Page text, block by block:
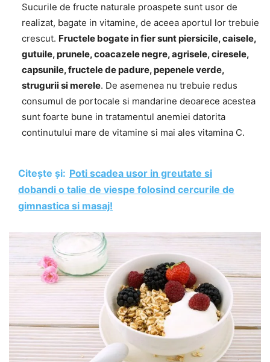
Sucurile de fructe naturale proaspete sunt usor de
realizat, bagate in vitamine, de aceea aportul lor trebuie
crescut. Fructele bogate in fier sunt piersicile, caisele,
gutuile, prunele, coacazele negre, agrisele, ciresele,
capsunile, fructele de padure, pepenele verde,
strugurii si merele. De asemenea nu trebuie redus
consumul de portocale si mandarine deoarece acestea
sunt foarte bune in tratamentul anemiei datorita
continutului mare de vitamine si mai ales vitamina C.
Citește și: Poti scadea usor in greutate si
dobandi o talie de viespe folosind cercurile de
gimnastica si masaj!